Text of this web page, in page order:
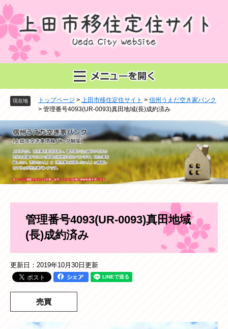
ペ
ー
ジ
の
。
メ
ニ
ュ
ー
て
へ
現在地 トップページ > 上田市移住定住サイト > 信州うえだ空き家バンク
> 管理番号4093(UR-0093)真田地域(長)成約済み
管理番号4093(UR-0093)真田地域
(長)成約済み
更新日：2019年10月30日更新
売買